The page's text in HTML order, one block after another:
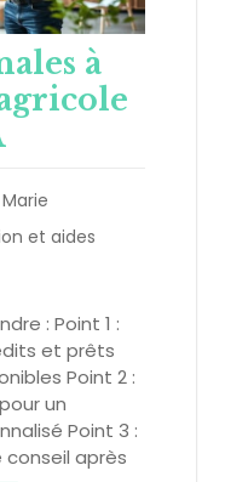
à
Marie
et aides
: Point 1 :
et prêts
Point 2 :
un
Point 3 :
après